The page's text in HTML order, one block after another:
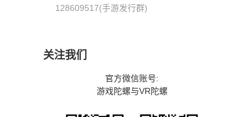
128609517(手游发行群)
关注我们
官方微信账号:
游戏陀螺与VR陀螺